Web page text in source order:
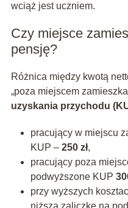
wciąż jest uczniem.
Czy miejsce
pensję?
Różnica między kwotą
„poza miejscem
uzyskania przychodu
pracujący w miejscu
KUP – 250 zł,
pracujący poza
podwyższone KUP
przy wyższych